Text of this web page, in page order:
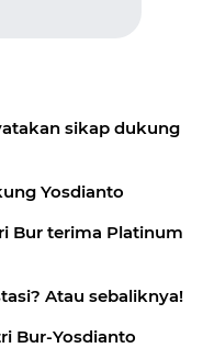
sikap dukung
Yosdianto
Bur terima Platinum
Atau sebaliknya!
Bur-Yosdianto